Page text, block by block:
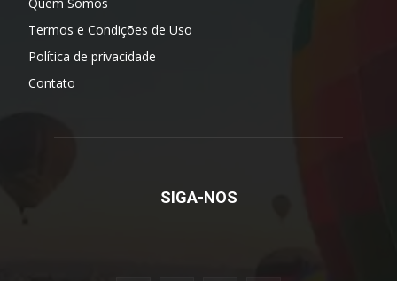
Termos e Condições de Uso
Política de privacidade
Contato
SIGA-NOS